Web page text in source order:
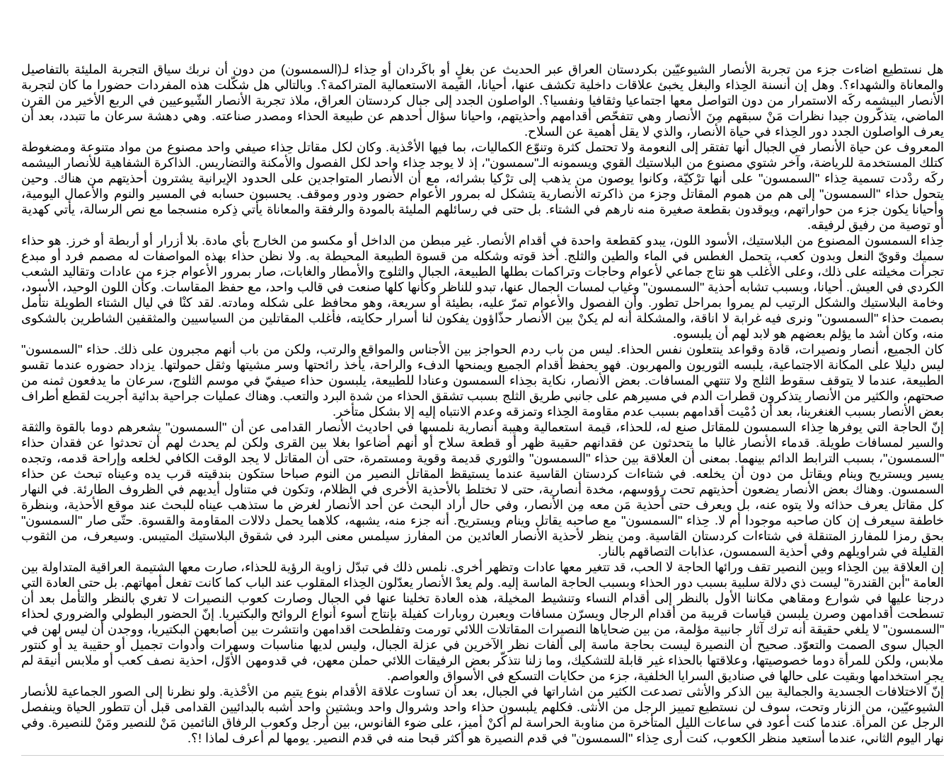
هل نستطيع اضاءت جزء من تجربة الأنصار الشيوعيّين بكردستان العراق عبر الحديث عن بغلٍ أو باكَردان أو حِذاء لـ(السمسون) من دون أن نربك سياق التجربة المليئة بالتفاصيل
والمعاناة والشهداء؟. وهل إن أنسنة الحِذاء والبغل يخبئ علاقات داخلية تكشف عنها، أحيانا، القيمة الاستعمالية المتراكمة؟. وبالتالي هل شكّلت هذه المفردات حضورا ما كان لتجربة
الأنصار البيشمه ركَه الاستمرار من دون التواصل معها اجتماعيا وثقافيا ونفسيا؟. الواصلون الجدد إلى جبال كردستان العراق، ملاذ تجربة الأنصار الشّيوعيين في الربع الأخير من القرن
الماضي، يتذكّرون جيدا نظرات مَنْ سبقهم مِنَ الأنصار وهي تتفحّص أقدامهم وأحذيتهم، واحيانا سؤال أحدهم عن طبيعة الحذاء ومصدر صناعته. وهي دهشة سرعان ما تتبدد، بعد أن
يعرف الواصلون الجدد دور الحِذاء في حياة الأنصار، والذي لا يقل أهمية عن السلاح.
المعروف عن حياة الأنصار في الجبال أنها تفتقر إلى النعومة ولا تحتمل كثرة وتنوّع الكماليات، بما فيها الأحْذية. وكان لكل مقاتل حِذاء صيفي واحد مصنوع من مواد متنوعة ومضغوطة
كتلك المستخدمة للرياضة، وآخر شتوي مصنوع من البلاستيك القوي ويسمونه الـ"سمسون"، إذ لا يوجد حِذاء واحد لكل الفصول والأمكنة والتضاريس. الذاكرة الشفاهية للأنصار البيشمه
ركَه ردْدت تسمية حِذاء "السمسون" على أنها ترْكيّة، وكانوا يوصون من يذهب إلى ترْكيا بشرائه، مع أن الأنصار المتواجدين على الحدود الإيرانية يشترون أحذيتهم من هناك. وحين
يتحول حذاء "السمسون" إلى هم من هموم المقاتل وجزء من ذاكرته الأنصارية يتشكل له بمرور الأعوام حضور ودور وموقف. يحسبون حسابه في المسير والنوم والأعمال اليومية،
وأحيانا يكون جزء من حواراتهم، ويوقدون بقطعة صغيرة منه نارهم في الشتاء. بل حتى في رسائلهم المليئة بالمودة والرفقة والمعاناة يأتي ذِكره منسجما مع نص الرسالة، يأتي كهدية
أو توصية من رفيق لرفيقه.
حِذاء السمسون المصنوع من البلاستيك، الأسود اللون، يبدو كقطعة واحدة في أقدام الأنصار. غير مبطن من الداخل أو مكسو من الخارج بأي مادة. بلا أزرار أو أربطة أو خرز. هو حذاء
سميك وقويّ النعل وبدون كعب، يتحمل الغطس في الماء والطين والثلج. أخذ قوته وشكله من قسوة الطبيعة المحيطة به. ولا نظن حذاء بهذه المواصفات له مصمم فرد أو مبدع
تجرأت مخيلته على ذلك، وعلى الأغلب هو نتاج جماعي لأعوام وحاجات وتراكمات بطلها الطبيعة، الجبال والثلوج والأمطار والغابات، صار بمرور الأعوام جزء من عادات وتقاليد الشعب
الكردي في العيش. أحيانا، وبسبب تشابه أحذية "السمسون" وغياب لمسات الجمال عنها، تبدو للناظر وكأنها كلها صنعت في قالب واحد، مع حفظ المقاسات. وكأن اللون الوحيد، الأسود،
وخامة البلاستيك والشكل الرتيب لم يمروا بمراحل تطور. وأن الفصول والأعوام تمرّ عليه، بطيئة أو سريعة، وهو محافظ على شكله ومادته. لقد كنْا في ليال الشتاء الطويلة نتأمل
بصمت حذاء "السمسون" ونرى فيه غرابة لا اناقة، والمشكلة أنه لم يكنْ بين الأنصار حذّاؤون يفكون لنا أسرار حكايته، فأغلب المقاتلين من السياسيين والمثقفين الشاطرين بالشكوى
منه، وكان أشد ما يؤلم بعضهم هو لابد لهم أن يلبسوه.
كان الجميع، أنصار ونصيرات، قادة وقواعد ينتعلون نفس الحذاء. ليس من باب ردم الحواجز بين الأجناس والمواقع والرتب، ولكن من باب أنهم مجبرون على ذلك. حذاء "السمسون"
ليس دليلا على المكانة الاجتماعية، يلبسه الثوريون والمهربون. فهو يحفظ أقدام الجميع ويمنحها الدفء والراحة، يأخذ رائحتها وسر مشيتها وثقل حمولتها. يزداد حضوره عندما تقسو
الطبيعة، عندما لا يتوقف سقوط الثلج ولا تنتهي المسافات. بعض الأنصار، نكاية بحِذاء السمسون وعنادا للطبيعة، يلبسون حذاء صيفيّ في موسم الثلوج، سرعان ما يدفعون ثمنه من
صحتهم، والكثير من الأنصار يتذكرون قطرات الدم في مسيرهم على جانبي طريق الثلج بسبب تشقق الحذاء من شدة البرد والتعب. وهناك عمليات جراحية بدائية أجريت لقطع أطراف
بعض الأنصار بسبب الغنغرينا، بعد أن دُمْيت أقدامهم بسبب عدم مقاومة الحِذاء وتمزقه وعدم الانتباه إليه إلا بشكل متأخر.
إنّ الحاجة التي يوفرها حِذاء السمسون للمقاتل صنع له، للحذاء، قيمة استعمالية وهيبة أنصارية نلمسها في احاديث الأنصار القدامى عن أن "السمسون" يشعرهم دوما بالقوة والثقة
والسير لمسافات طويلة. قدماء الأنصار غالبا ما يتحدثون عن فقدانهم حقيبة ظهر أو قطعة سلاح أو أنهم أضاعوا بغلا بين القرى ولكن لم يحدث لهم أن تحدثوا عن فقدان حذاء
"السمسون"، بسبب الترابط الدائم بينهما. بمعنى أن العلاقة بين حذاء "السمسون" والثوري قديمة وقوية ومستمرة، حتى أن المقاتل لا يجد الوقت الكافي لخلعه وإراحة قدمه، وتجده
يسير ويستريح وينام ويقاتل من دون أن يخلعه. في شتاءات كردستان القاسية عندما يستيقظ المقاتل النصير من النوم صباحا ستكون بندقيته قرب يده وعيناه تبحث عن حذاء
السمسون. وهناك بعض الأنصار يضعون أحذيتهم تحت رؤوسهم، مخدة أنصارية، حتى لا تختلط بالأحذية الأخرى في الظلام، وتكون في متناول أيديهم في الظروف الطارئة. في النهار
كل مقاتل يعرف حذائه ولا يتوه عنه، بل ويعرف حتى أحذية مَن معه مِن الأنصار، وفي حال أراد البحث عن أحد الأنصار لغرض ما ستذهب عيناه للبحث عند موقع الأحذية، وبنظرة
خاطفة سيعرف إن كان صاحبه موجودا أم لا. حِذاء "السمسون" مع صاحبه يقاتل وينام ويستريح. أنه جزء منه، يشبهه، كلاهما يحمل دلالات المقاومة والقسوة. حتّى صار "السمسون"
بحق رمزا للمفارز المتنقلة في شتاءات كردستان القاسية. ومن ينظر لأحذية الأنصار العائدين من المفارز سيلمس معنى البرد في شقوق البلاستيك المتيبس. وسيعرف، من الثقوب
القليلة في شراويلهم وفي أحذية السمسون، عذابات التصاقهم بالنار.
إن العلاقة بين الحِذاء وبين النصير تقف ورائها الحاجة لا الحب، قد تتغير معها عادات وتظهر أخرى. نلمس ذلك في تبدّل زاوية الرؤية للحذاء، صارت معها الشتيمة العراقية المتداولة بين
العامة "أبن القندرة" ليست ذي دلالة سلبية بسبب دور الحذاء وبسبب الحاجة الماسة إليه. ولم يعدْ الأنصار يعدّلون الحِذاء المقلوب عند الباب كما كانت تفعل أمهاتهم. بل حتى العادة التي
درجنا عليها في شوارع ومقاهي مكاننا الأول بالنظر إلى أقدام النساء وتنشيط المخيلة، هذه العادة تخلينا عنها في الجبال وصارت كعوب النصيرات لا تغري بالنظر والتأمل بعد أن
تسطحت أقدامهن وصرن يلبسن قياسات قريبة من أقدام الرجال ويسرّن مسافات ويعبرن روبارات كفيلة بإنتاج أسوء أنواع الروائح والبكتيريا. إنّ الحضور البطولي والضروري لحذاء
"السمسون" لا يلغي حقيقة أنه ترك آثار جانبية مؤلمة، من بين ضحاياها النصيرات المقاتلات اللائي تورمت وتفلطحت اقدامهن وانتشرت بين أصابعهن البكتيريا، ووجدن أن ليس لهن في
الجبال سوى الصمت والتعوّد. صحيح أن النصيرة ليست بحاجة ماسة إلى ألفات نظر الآخرين في عزلة الجبال، وليس لديها مناسبات وسهرات وأدوات تجميل أو حقيبة يد أو كنتور
ملابس، ولكن للمرأة دوما خصوصيتها، وعلاقتها بالحذاء غير قابلة للتشكيك، وما زلنا نتذكّر بعض الرفيقات اللائي حملن معهن، في قدومهن الأوّل، احذية نصف كعب أو ملابس أنيقة لم
يجرِ استخدامها وبقيت على حالها في صناديق السرايا الخلفية، جزء من حكايات التسكع في الأسواق والعواصم.
إنّ الاختلافات الجسدية والجمالية بين الذكر والأنثى تصدعت الكثير من اشاراتها في الجبال، بعد أن تساوت علاقة الأقدام بنوع يتيم من الأحْذية. ولو نظرنا إلى الصور الجماعية للأنصار
الشيوعيّين، من الزنار وتحت، سوف لن نستطيع تمييز الرجل من الأنثى. فكلهم يلبسون حذاء واحد وشروال واحد وبشتين واحد أشبه بالبدائيين القدامى قبل أن تتطور الحياة وينفصل
الرجل عن المرأة. عندما كنت أعود في ساعات الليل المتأخرة من مناوبة الحراسة لم أكنْ أميز، على ضوء الفانوس، بين أرجل وكعوب الرفاق النائمين مَنْ للنصير ومَنْ للنصيرة. وفي
نهار اليوم الثاني، عندما أستعيد منظر الكعوب، كنت أرى حِذاء "السمسون" في قدم النصيرة هو أكثر قبحا منه في قدم النصير. يومها لم أعرف لماذا !؟.